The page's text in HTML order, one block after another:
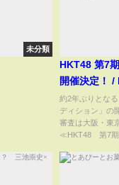
未分類
HKT48 第7
開催決定！ /
#HKT48 #オ
#HKT7期生
ション
約2年ぶりとな
ディション」の
審査は大阪・東
≪HKT48 第7期